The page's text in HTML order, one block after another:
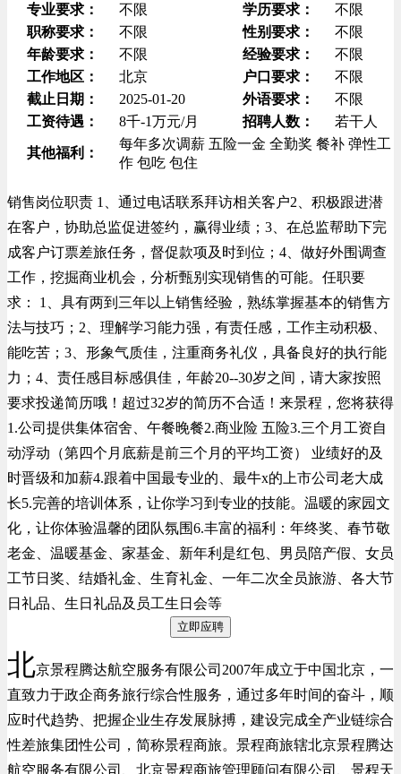
专业要求：
不限 学历要求：
不限
职称要求：
不限 性别要求：
不限
年龄要求：
不限 经验要求：
不限
工作地区：
北京 户口要求：
不限
截止日期：
2025-01-20 外语要求：
不限
工资待遇：
8千-1万元/月 招聘人数： 若干人
其他福利：
每年多次调薪 五险一金 全勤奖 餐补 弹性工
作 包吃 包住
销售岗位职责 1、通过电话联系拜访相关客户2、积极跟进潜
在客户，协助总监促进签约，赢得业绩；3、在总监帮助下完
成客户订票差旅任务，督促款项及时到位；4、做好外围调查
工作，挖掘商业机会，分析甄别实现销售的可能。任职要
求： 1、具有两到三年以上销售经验，熟练掌握基本的销售方
法与技巧；2、理解学习能力强，有责任感，工作主动积极、
能吃苦；3、形象气质佳，注重商务礼仪，具备良好的执行能
力；4、责任感目标感俱佳，年龄20--30岁之间，请大家按照
要求投递简历哦！超过32岁的简历不合适！来景程，您将获得
1.公司提供集体宿舍、午餐晚餐2.商业险 五险3.三个月工资自
动浮动（第四个月底薪是前三个月的平均工资） 业绩好的及
时晋级和加薪4.跟着中国最专业的、最牛x的上市公司老大成
长5.完善的培训体系，让你学习到专业的技能。温暖的家园文
化，让你体验温馨的团队氛围6.丰富的福利：年终奖、春节敬
老金、温暖基金、家基金、新年利是红包、男员陪产假、女员
工节日奖、结婚礼金、生育礼金、一年二次全员旅游、各大节
日礼品、生日礼品及员工生日会等
立即应聘
北京景程腾达航空服务有限公司2007年成立于中国北京，一
直致力于政企商务旅行综合性服务，通过多年时间的奋斗，顺
应时代趋势、把握企业生存发展脉搏，建设完成全产业链综合
性差旅集团性公司，简称景程商旅。景程商旅辖北京景程腾达
航空服务有限公司、北京景程商旅管理顾问有限公司、景程天